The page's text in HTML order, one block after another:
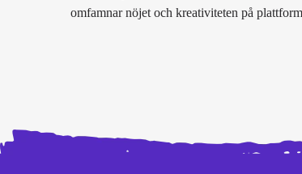
omfamnar nöjet och kreativiteten på